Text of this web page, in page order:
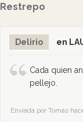
Restrepo
Delirio en
Cada quien
pellejo.
Enviada por Tomás